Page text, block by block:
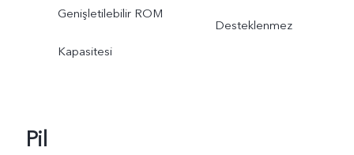
Genişletilebilir ROM
Kapasitesi
Desteklenmez
Pil